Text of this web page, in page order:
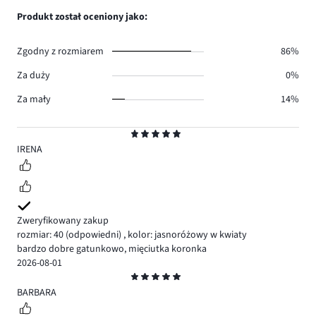
5
IRENA
Zweryfikowany zakup
rozmiar: 40 (odpowiedni) , kolor: jasnoróżowy w kwiaty
bardzo dobre gatunkowo, mięciutka koronka
2026-08-01
5
BARBARA
Produkt został oceniony jako:
Zgodny z rozmiarem
86%
Za duży
0%
Za mały
14%